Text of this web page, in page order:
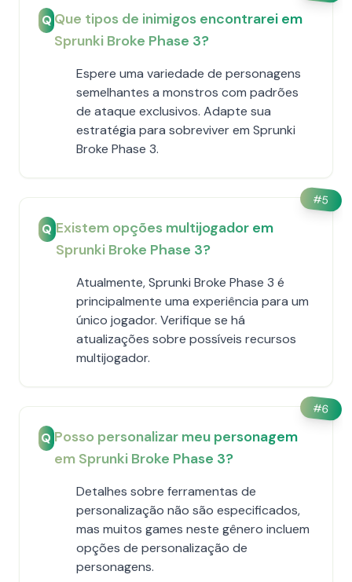
Q Que tipos de inimigos encontrarei em
Sprunki Broke Phase 3?
Espere uma variedade de personagens
semelhantes a monstros com padrões
de ataque exclusivos. Adapte sua
estratégia para sobreviver em Sprunki
Broke Phase 3.
#5
Q Existem opções multijogador em
Sprunki Broke Phase 3?
Atualmente, Sprunki Broke Phase 3 é
principalmente uma experiência para um
único jogador. Verifique se há
atualizações sobre possíveis recursos
multijogador.
#6
Q Posso personalizar meu personagem
em Sprunki Broke Phase 3?
Detalhes sobre ferramentas de
personalização não são especificados,
mas muitos games neste gênero incluem
opções de personalização de
personagens.